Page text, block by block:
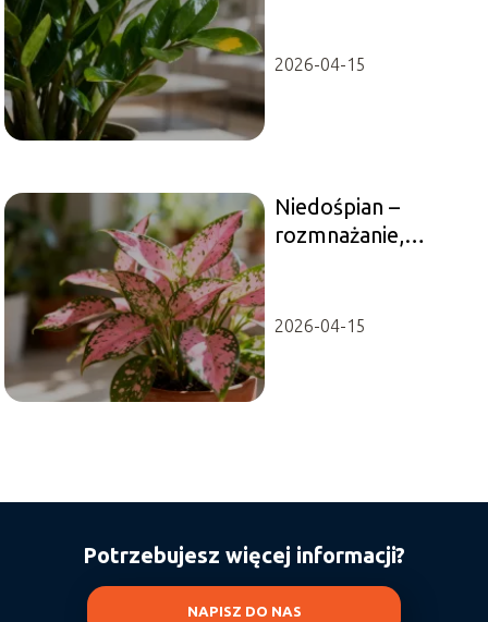
2026-04-15
Niedośpian –
rozmnażanie,
2026-04-15
Potrzebujesz więcej informacji?
NAPISZ DO NAS